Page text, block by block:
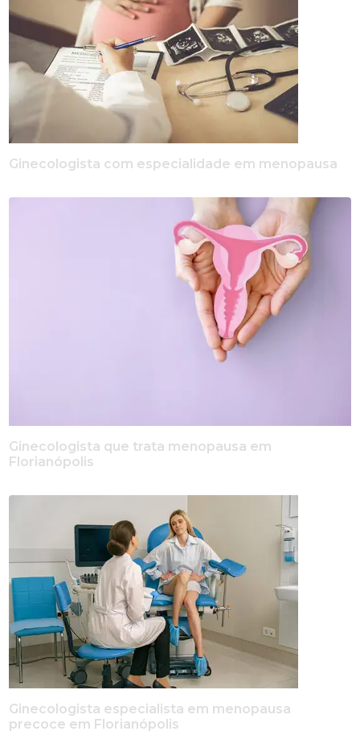
Ginecologista com especialidade em menopausa
Ginecologista que trata menopausa em
Florianópolis
Ginecologista especialista em menopausa
precoce em Florianópolis